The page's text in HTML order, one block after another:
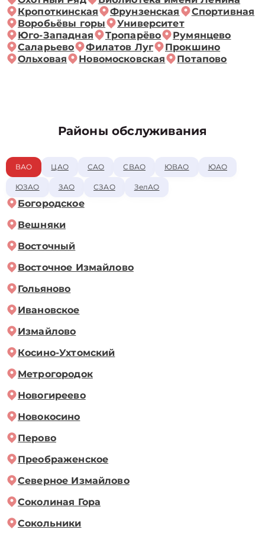
Кропоткинская
Фрунзенская
Спортивная
Воробьёвы горы
Университет
Юго-Западная
Тропарёво
Румянцево
Саларьево
Филатов Луг
Прокшино
Ольховая
Новомосковская Потапово
Районы обслуживания
ВАО ЦАО САО СВАО ЮВАО ЮАО
ЮЗАО ЗАО СЗАО ЗелАО
Богородское
Вешняки
Восточный
Восточное Измайлово
Гольяново
Ивановское
Измайлово
Косино-Ухтомский
Метрогородок
Новогиреево
Новокосино
Перово
Преображенское
Северное Измайлово
Соколиная Гора
Сокольники